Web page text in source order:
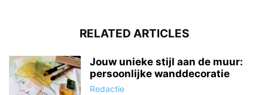
RELATED ARTICLES
Jouw unieke stijl aan de muur:
persoonlijke wanddecoratie
Redactie